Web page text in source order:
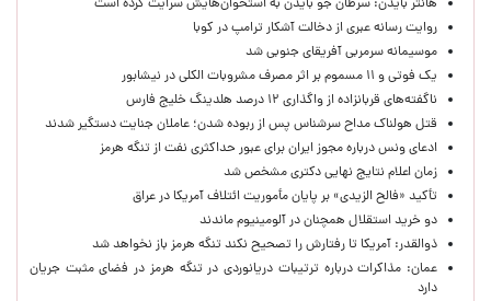
هانتر بایدن: سرطان جو بایدن به استخوان‌هایش سرایت کرده است
روایت رسانه عبری از دخالت آشکار ترامپ در کوبا
موسیمانه سرمربی آفریقای جنوبی شد
یک فوتی و ۱۱ مسموم بر اثر مصرف مشروبات الکلی در نیشابور
ناگفته‌های قربانزاده از واگذاری ۱۲ درصد هلدینگ خلیج فارس
قتل هولناک مداح سرشناس پس از ربوده شدن؛ عاملان جنایت دستگیر شدند
ادعای ونس درباره مجوز ایران برای عبور حداکثری نفت از تنگه هرمز
زمان اعلام نتایج نهایی دکتری مشخص شد
تأکید «فالح الزیدی» بر پایان مأموریت ائتلاف آمریکا در عراق
دو خرید استقلال همچنان در آلومینیوم ماندند
ذوالقدر: آمریکا تا رفتارش را تصحیح نکند تنگه هرمز باز نخواهد شد
عمان: مذاکرات درباره ترتیبات دریانوردی در تنگه هرمز در فضای مثبت جریان
دارد